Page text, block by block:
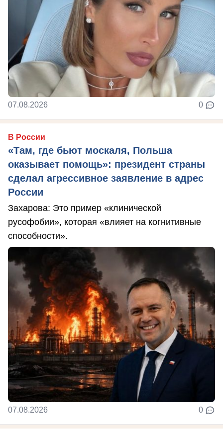
07.08.2026 0
В России
«Там, где бьют москаля, Польша
оказывает помощь»: президент страны
сделал агрессивное заявление в адрес
России
Захарова: Это пример «клинической
русофобии», которая «влияет на когнитивные
способности».
07.08.2026 0